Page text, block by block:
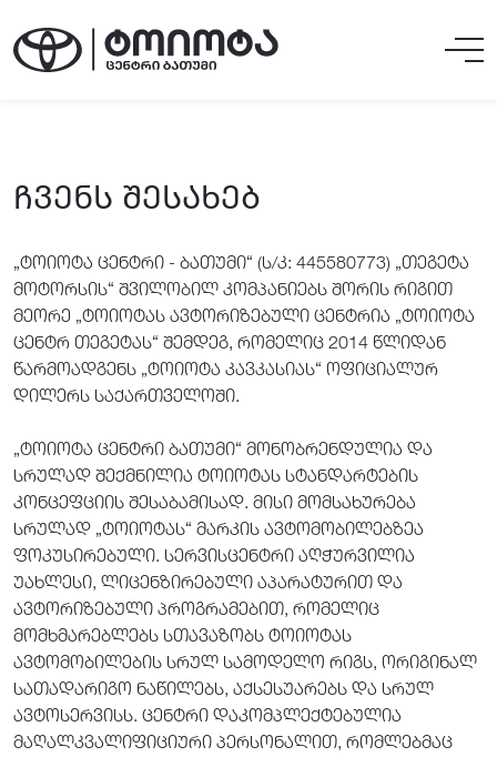
ᲩᲕᲔᲜᲡ ᲨᲔᲡᲐᲮᲔᲑ
„ტოიოტა ცენტრი - ბათუმი“ (ს/კ: 445580773) „თეგეტა
მოტორსის“ შვილობილ კომპანიებს შორის რიგით
მეორე „ტოიოტას ავტორიზებული ცენტრია „ტოიოტა
ცენტრ თეგეტას“ შემდეგ, რომელიც 2014 წლიდან
წარმოადგენს „ტოიოტა კავკასიას“ ოფიციალურ
დილერს საქართველოში.
„ტოიოტა ცენტრი ბათუმი“ მონობრენდულია და
სრულად შექმნილია ტოიოტას სტანდარტების
კონცეფციის შესაბამისად. მისი მომსახურება
სრულად „ტოიოტას“ მარკის ავტომობილებზეა
ფოკუსირებული. სერვისცენტრი აღჭურვილია
უახლესი, ლიცენზირებული აპარატურით და
ავტორიზებული პროგრამებით, რომელიც
მომხმარებლებს სთავაზობს ტოიოტას
ავტომობილების სრულ სამოდელო რიგს, ორიგინალ
სათადარიგო ნაწილებს, აქსესუარებს და სრულ
ავტოსერვისს. ცენტრი დაკომპლექტებულია
მაღალკვალიფიციური პერსონალით, რომლებმაც